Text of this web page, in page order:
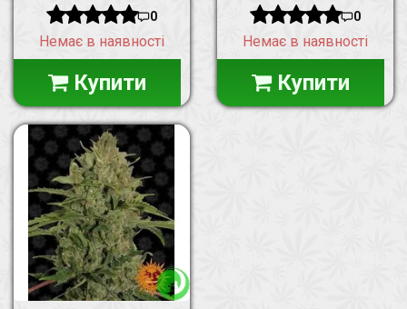
0
Немає в наявності
Купити
0
Немає в наявності
Купити